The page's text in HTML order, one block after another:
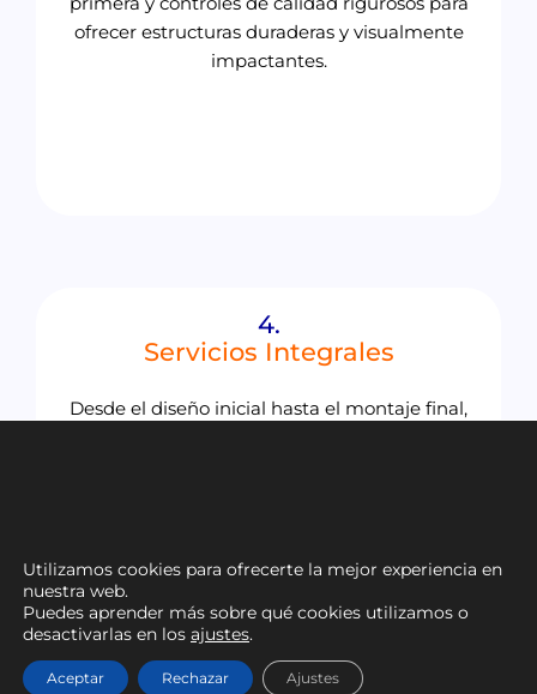
ofrecer estructuras duraderas y visualmente
impactantes.
4.
Servicios Integrales
Desde el diseño inicial hasta el montaje final,
Utilizamos cookies para ofrecerte la mejor experiencia en
nuestra web.
Puedes aprender más sobre qué cookies utilizamos o
desactivarlas en los ajustes.
Aceptar Rechazar Ajustes